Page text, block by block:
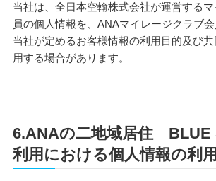
当社は、全日本空輸株式会社が運営する
員の個人情報を、ANAマイレージクラブ会
当社が定めるお客様情報の利用目的及び共
用する場合があります。
6.ANAの二地域居住 BLUE
利用における個人情報の利